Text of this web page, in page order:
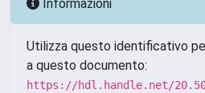
Informazioni
Utilizza questo identificativo
a questo documento:
https://hdl.handle.net/